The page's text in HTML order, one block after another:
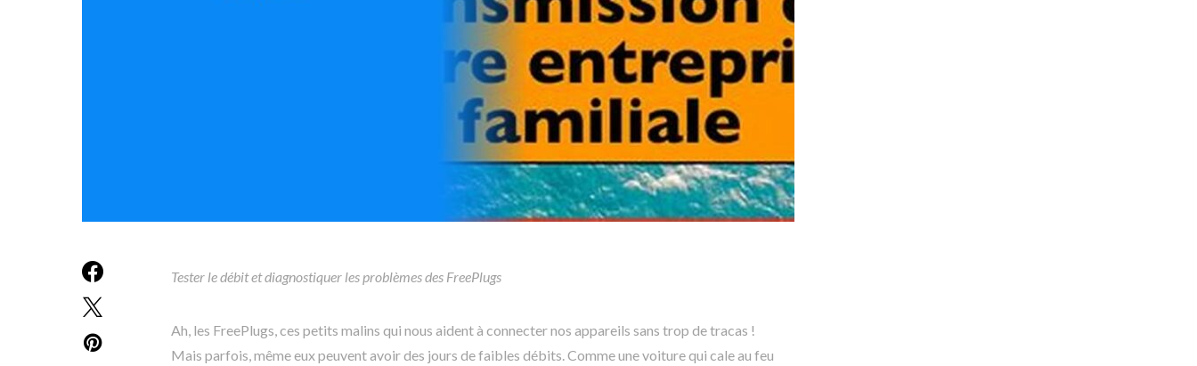
Tester le débit et diagnostiquer les problèmes des FreePlugs
Ah, les FreePlugs, ces petits malins qui nous aident à connecter nos appareils sans trop de tracas !
Mais parfois, même eux peuvent avoir des jours de faibles débits. Comme une voiture qui cale au feu